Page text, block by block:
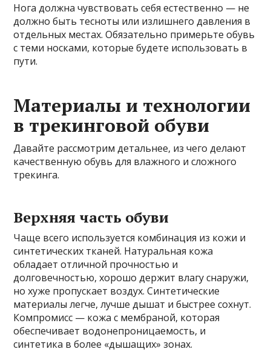
Нога должна чувствовать себя естественно — не
должно быть тесноты или излишнего давления в
отдельных местах. Обязательно примерьте обувь
с теми носками, которые будете использовать в
пути.
Материалы и технологии
в трекинговой обуви
Давайте рассмотрим детальнее, из чего делают
качественную обувь для влажного и сложного
трекинга.
Верхняя часть обуви
Чаще всего используется комбинация из кожи и
синтетических тканей. Натуральная кожа
обладает отличной прочностью и
долговечностью, хорошо держит влагу снаружи,
но хуже пропускает воздух. Синтетические
материалы легче, лучше дышат и быстрее сохнут.
Компромисс — кожа с мембраной, которая
обеспечивает водонепроницаемость, и
синтетика в более «дышащих» зонах.